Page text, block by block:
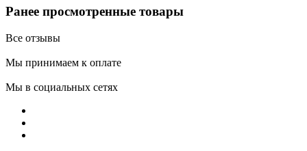
Ранее просмотренные товары
Все отзывы
Мы принимаем к оплате
Мы в социальных сетях